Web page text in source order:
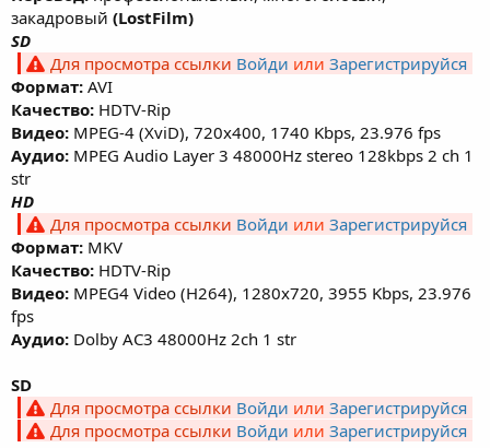
закадровый (LostFilm)
SD
Для просмотра ссылки Войди или Зарегистрируйся
Формат: AVI
Качество: HDTV-Rip
Видео: MPEG-4 (XviD), 720х400, 1740 Kbps, 23.976 fps
Аудио: MPEG Audio Layer 3 48000Hz stereo 128kbps 2 ch 1
str
HD
Для просмотра ссылки Войди или Зарегистрируйся
Формат: MKV
Качество: HDTV-Rip
Видео: MPEG4 Video (H264), 1280x720, 3955 Kbps, 23.976
fps
Аудио: Dolby AC3 48000Hz 2ch 1 str
SD
Для просмотра ссылки Войди или Зарегистрируйся
Для просмотра ссылки Войди или Зарегистрируйся